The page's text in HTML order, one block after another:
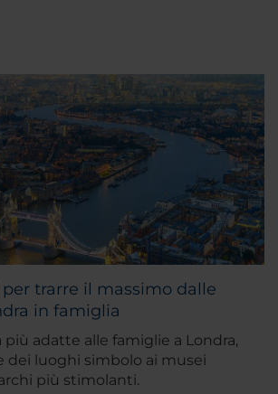
trarre il massimo dalle
in famiglia
adatte alle famiglie a Londra,
dei luoghi simbolo ai musei
più stimolanti.